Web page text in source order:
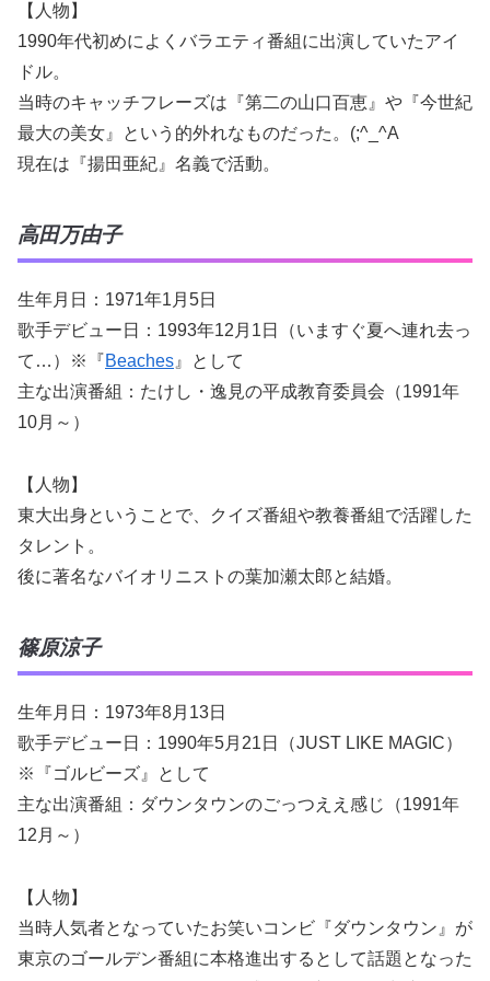
【人物】
1990年代初めによくバラエティ番組に出演していたアイ
ドル。
当時のキャッチフレーズは『第二の山口百恵』や『今世紀
最大の美女』という的外れなものだった。(;^_^A
現在は『揚田亜紀』名義で活動。
高田万由子
生年月日：1971年1月5日
歌手デビュー日：1993年12月1日（いますぐ夏へ連れ去っ
て…）※『Beaches 』として
主な出演番組：たけし・逸見の平成教育委員会（1991年
10月～）
【人物】
東大出身ということで、クイズ番組や教養番組で活躍した
タレント。
後に著名なバイオリニストの葉加瀬太郎と結婚。
篠原涼子
生年月日：1973年8月13日
歌手デビュー日：1990年5月21日（JUST LIKE MAGIC）
※『ゴルビーズ』として
主な出演番組：ダウンタウンのごっつええ感じ（1991年
12月～）
【人物】
当時人気者となっていたお笑いコンビ『ダウンタウン』が
東京のゴールデン番組に本格進出するとして話題となった